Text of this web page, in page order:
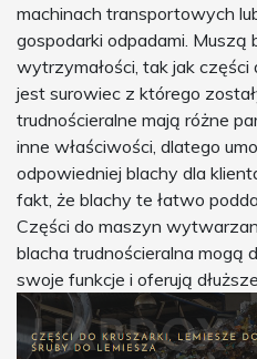
machinach transportowych
gospodarki odpadami. Muszą
wytrzymałości, tak jak
jest surowiec z którego
trudnościeralne mają różne
inne właściwości, dlatego
odpowiedniej blachy dla
fakt, że blachy te łatwo
Części do maszyn
blacha trudnościeralna mogą
swoje funkcje i oferują